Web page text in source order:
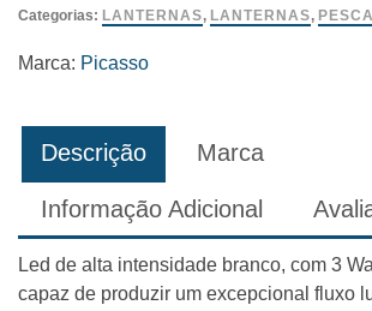
Categorias: LANTERNAS, LANTERNAS,
Marca: Picasso
Descrição Marca
Informação Adicional
Led de alta intensidade branco, com 3
capaz de produzir um excepcional fluxo